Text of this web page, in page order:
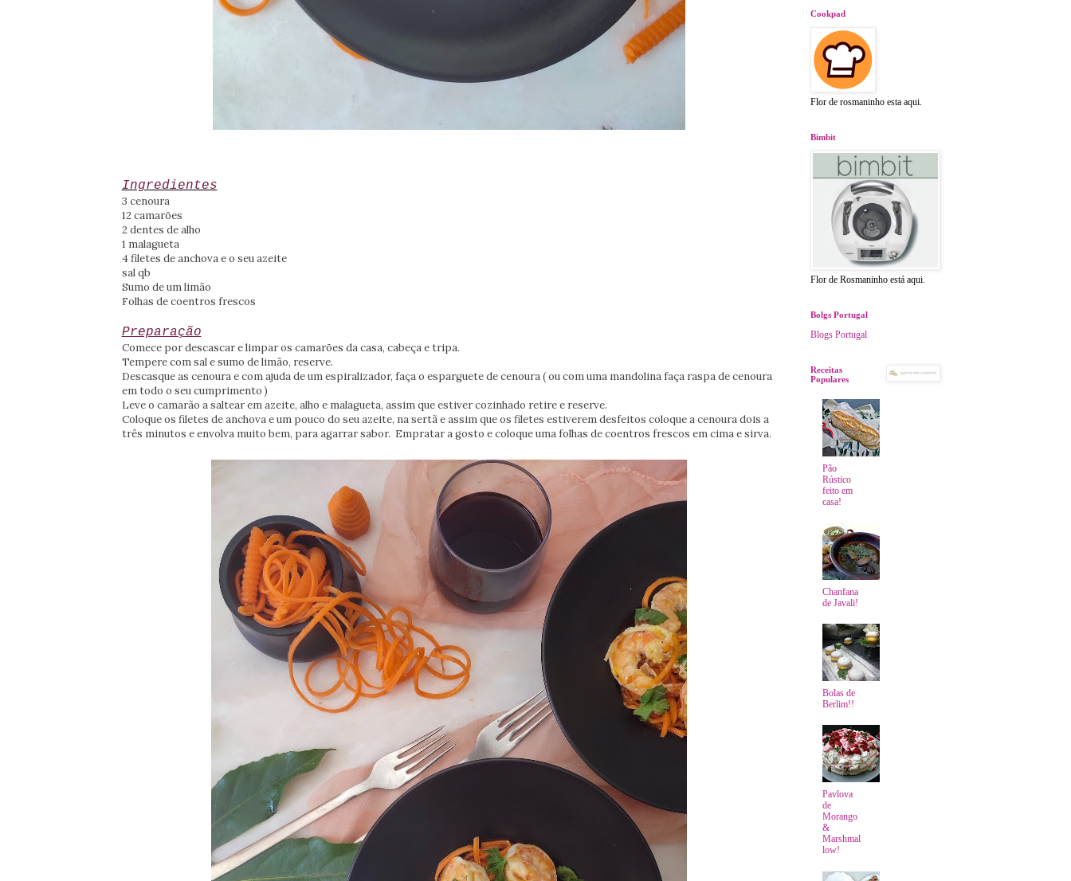
Ingredientes
3 cenoura
12 camarões
2 dentes de alho
1 malagueta
4 filetes de anchova e o seu azeite
sal qb
Sumo de um limão
Folhas de coentros frescos
Preparação
Comece por descascar e limpar os camarões da casa, cabeça e tripa.
Tempere com sal e sumo de limão, reserve.
Descasque as cenoura e com ajuda de um espiralizador, faça o esparguete de cenoura ( ou com uma mandolina faça raspa de cenoura
em todo o seu cumprimento )
Leve o camarão a saltear em azeite, alho e malagueta, assim que estiver cozinhado retire e reserve.
Coloque os filetes de anchova e um pouco do seu azeite, na sertã e assim que os filetes estiverem desfeitos coloque a cenoura dois a
três minutos e envolva muito bem, para agarrar sabor. Empratar a gosto e coloque uma folhas de coentros frescos em cima e sirva.
Cookpad
Flor de rosmaninho esta aqui.
Bimbit
Flor de Rosmaninho está aqui.
Bolgs Portugal
Blogs Portugal
Receitas
Populares
Pão
Rústico
feito em
casa!
Chanfana
de Javali!
Bolas de
Berlim!!
Pavlova
de
Morango
&
Marshmal
low!